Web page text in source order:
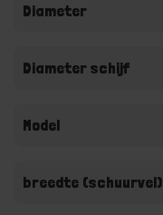
Diameter
Diameter schijf
Model
breedte (schuurvel)